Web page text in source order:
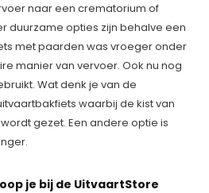
naar een crematorium of
duurzame opties zijn behalve een
met paarden was vroeger onder
manier van vervoer. Ook nu nog
Wat denk je van de
waarbij de kist van
gezet. Een andere optie is
je bij de UitvaartStore